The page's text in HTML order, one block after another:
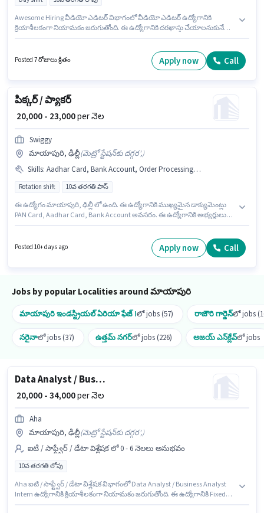
Awesome Hiring వీడియో ఎడిటర్ విభాగంలో వీడియో ఎడిటర్ ఉద్యోగానికి
క్రియాశీలకంగా నియామకం జరుగుతోంది. ఈ ఉద్యోగానికి దరఖాస్తు చేయాలనుకునే
ఉండాలి. 10వ తరగతి లోపు అర్హత ఉన్న అభ్యర్థులు ఈ ఉద్యోగానికి అప్లై చేసుకోవచ్చు.
Posted 7 రోజులు క్రితం Apply now Call
పిక్కర్ / ప్యాకర్
₹ 20,000 - 23,000per నెల
Swiggy
మాయాపురి, ఢిల్లీ(మెట్రో స్టేషన్‌కు దగ్గర',)
Skills: Aadhar Card, Bank Account, Order Processing, PAN Card, Order Picking, Inventory Control, Stock Taking, Packaging and Sorting, Freight Forwarding
Rotation shift 10వ తరగతి పాస్
ఈ ఉద్యోగం మాయాపురి, ఢిల్లీ లో ఉంది. ఈ ఉద్యోగానికి ముఖ్యమైన డాక్యుమెంట్లు
PAN Card, Aadhar Card, Bank Account అవసరం. ఈ ఉద్యోగానికి అభ్యర్థులు
Packaging and Sorting, Stock Taking, Freight Forwarding వంటి నైపుణ్యాలు
ఉండాలి. ఈ ఉద్యోగం Full Time ప్రాతిపదికపై, Rotation Shift మరియు వారానికి 6
Posted 10+ days ago Apply now Call
Jobs by popular Localities around మాయాపురి
మాయాపురి ఇండస్ట్రియల్ ఏరియా ఫేజ్ Iలో jobs (57) రాజౌరి గార్డెన్లో jobs
నరైనాలో jobs (37) ఉత్తమ్ నగర్లో jobs (226) అజయ్ ఎన్‌క్లేవ్లో jobs
Data Analyst / Business Analyst Intern
₹ 20,000 - 34,000per నెల
Aha
మాయాపురి, ఢిల్లీ(మెట్రో స్టేషన్‌కు దగ్గర',)
ఐటి / సాఫ్ట్వేర్ / డేటా విశ్లేషక లో 0 - 6 నెలలు అనుభవం
10వ తరగతి లోపు
Aha ఐటి / సాఫ్ట్వేర్ / డేటా విశ్లేషక విభాగంలో Data Analyst / Business Analyst
Intern ఉద్యోగానికి క్రియాశీలకంగా నియామకం జరుగుతోంది. ఈ ఉద్యోగానికి Fixed